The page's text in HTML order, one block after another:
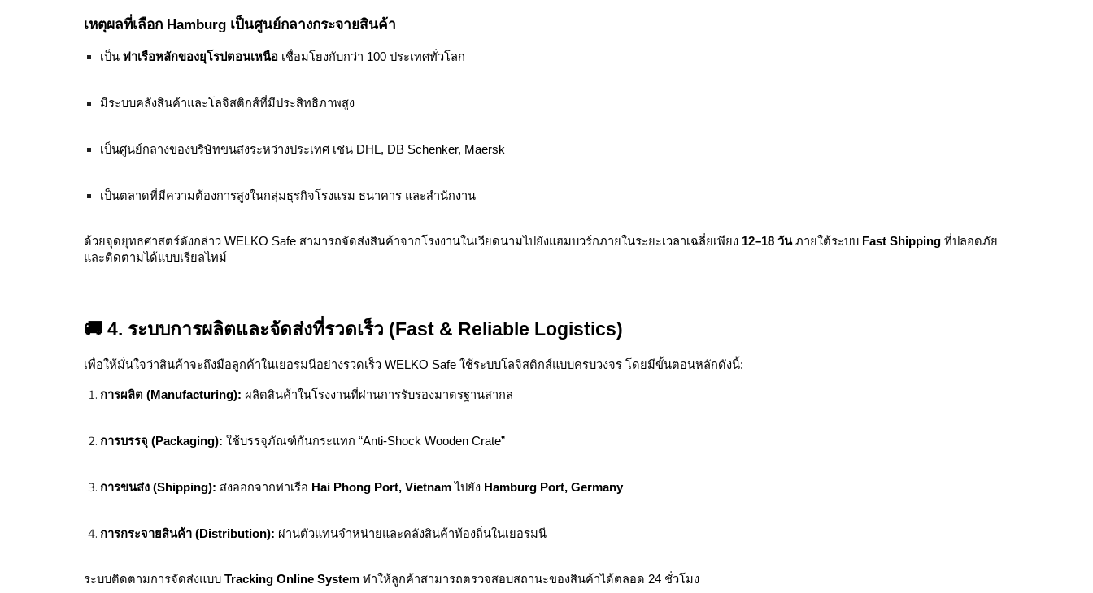
เหตุผลที่เลือก Hamburg เป็นศูนย์กลางกระจายสินค้า
เป็น ท่าเรือหลักของยุโรปตอนเหนือ เชื่อมโยงกับกว่า 100 ประเทศทั่วโลก
มีระบบคลังสินค้าและโลจิสติกส์ที่มีประสิทธิภาพสูง
เป็นศูนย์กลางของบริษัทขนส่งระหว่างประเทศ เช่น DHL, DB Schenker, Maersk
เป็นตลาดที่มีความต้องการสูงในกลุ่มธุรกิจโรงแรม ธนาคาร และสำนักงาน
ด้วยจุดยุทธศาสตร์ดังกล่าว WELKO Safe สามารถจัดส่งสินค้าจากโรงงานในเวียดนามไปยังแฮมบวร์กภายในระยะเวลาเฉลี่ยเพียง 12–18 วันภายใต้ระบบ Fast Shippingที่ปลอดภัย
และติดตามได้แบบเรียลไทม์
🚚 4. ระบบการผลิตและจัดส่งที่รวดเร็ว (Fast & Reliable Logistics)
เพื่อให้มั่นใจว่าสินค้าจะถึงมือลูกค้าในเยอรมนีอย่างรวดเร็ว WELKO Safe ใช้ระบบโลจิสติกส์แบบครบวงจร โดยมีขั้นตอนหลักดังนี้:
การผลิต (Manufacturing): ผลิตสินค้าในโรงงานที่ผ่านการรับรองมาตรฐานสากล
การบรรจุ (Packaging): ใช้บรรจุภัณฑ์กันกระแทก “Anti-Shock Wooden Crate”
การขนส่ง (Shipping): ส่งออกจากท่าเรือ Hai Phong Port, Vietnamไปยัง Hamburg Port, Germany
การกระจายสินค้า (Distribution): ผ่านตัวแทนจำหน่ายและคลังสินค้าท้องถิ่นในเยอรมนี
ระบบติดตามการจัดส่งแบบ Tracking Online Systemทำให้ลูกค้าสามารถตรวจสอบสถานะของสินค้าได้ตลอด 24 ชั่วโมง